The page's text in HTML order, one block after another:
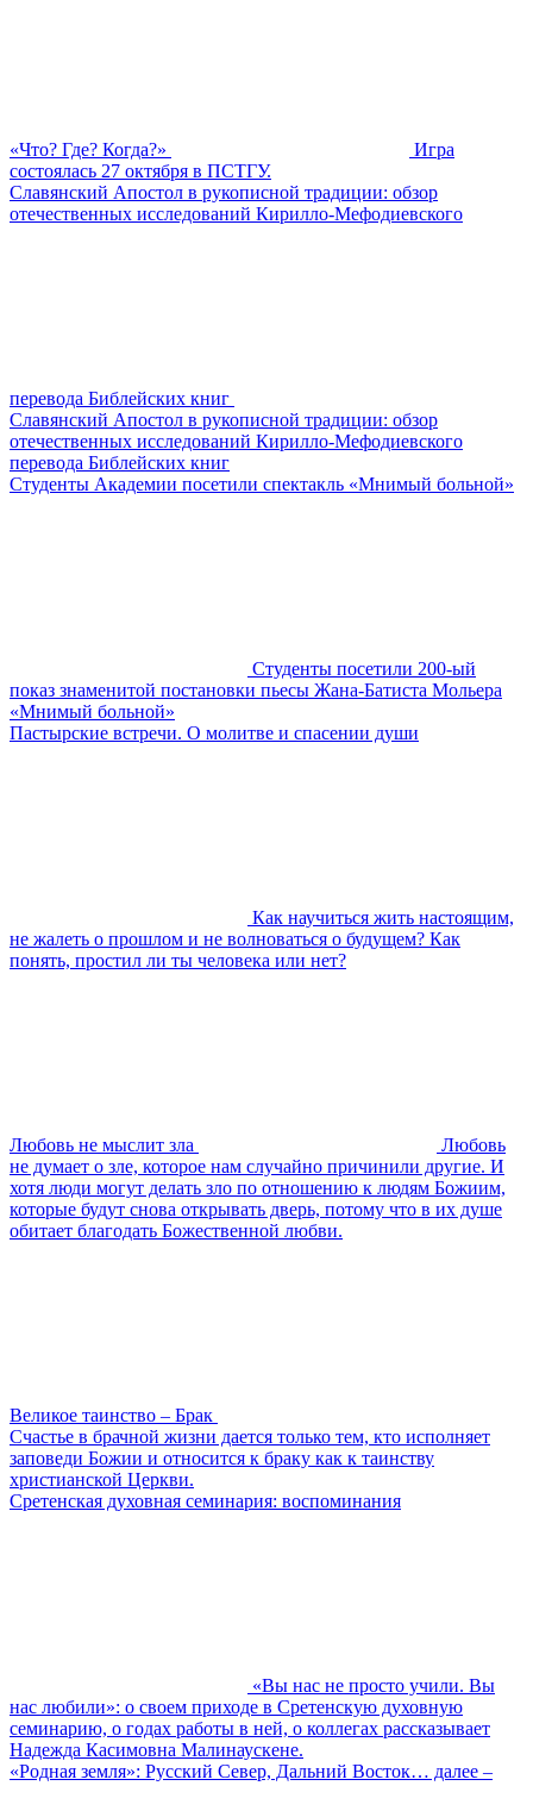
«Что? Где? Когда?»
Игра
состоялась 27 октября в ПСТГУ.
Славянский Апостол в рукописной традиции: обзор
отечественных исследований Кирилло-Мефодиевского
перевода Библейских книг
Славянский Апостол в рукописной традиции: обзор
отечественных исследований Кирилло-Мефодиевского
перевода Библейских книг
Студенты Академии посетили спектакль «Мнимый больной»
Студенты посетили 200-ый
показ знаменитой постановки пьесы Жана-Батиста Мольера
«Мнимый больной»
Пастырские встречи. О молитве и спасении души
Как научиться жить настоящим,
не жалеть о прошлом и не волноваться о будущем? Как
понять, простил ли ты человека или нет?
Любовь не мыслит зла
Любовь
не думает о зле, которое нам случайно причинили другие. И
хотя люди могут делать зло по отношению к людям Божиим,
которые будут снова открывать дверь, потому что в их душе
обитает благодать Божественной любви.
Великое таинство – Брак
Счастье в брачной жизни дается только тем, кто исполняет
заповеди Божии и относится к браку как к таинству
христианской Церкви.
Сретенская духовная семинария: воспоминания
«Вы нас не просто учили. Вы
нас любили»: о своем приходе в Сретенскую духовную
семинарию, о годах работы в ней, о коллегах рассказывает
Надежда Касимовна Малинаускене.
«Родная земля»: Русский Север, Дальний Восток… далее –